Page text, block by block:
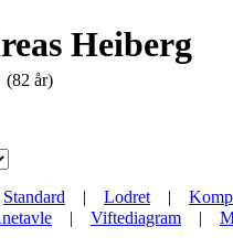
Heiberg
(82 år)
Standard | Lodret |
| Viftediagram |